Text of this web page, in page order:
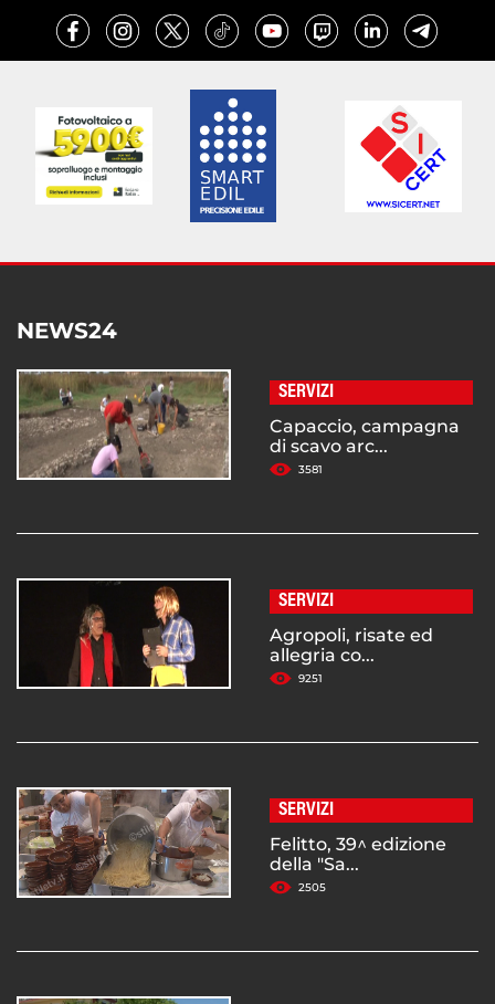
NEWS24
SERVIZI
Capaccio, campagna
di scavo arc...
3581
SERVIZI
Agropoli, risate ed
allegria co...
9251
SERVIZI
Felitto, 39^ edizione
della "Sa...
2505